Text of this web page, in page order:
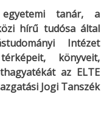
egyetemi tanár, a
hírű tudósa által
Intézet
könyveit,
az ELTE
Jogi Tanszék